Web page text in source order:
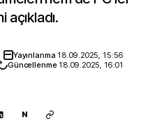
Yayınlanma 18.09.2025, 15:56
Güncellenme 18.09.2025, 16:01
N